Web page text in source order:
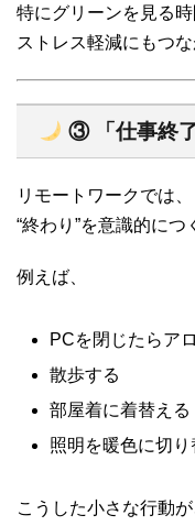
特にグリーンを見る時
ストレス軽減にもつ
③ 「仕事終
リモートワークでは、
“終わり”を意識的につ
例えば、
PCを閉じたらア
散歩する
部屋着に着替える
照明を暖色に切り
こうした小さな行動が